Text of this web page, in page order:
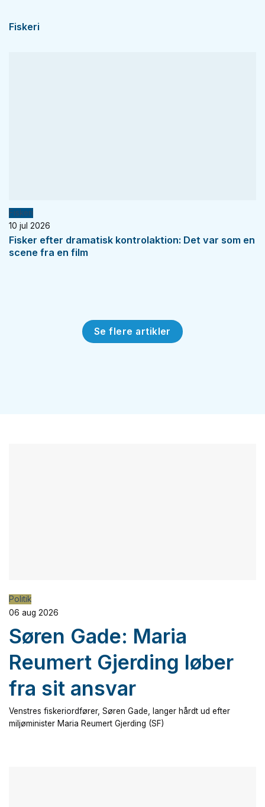
Fiskeri
Fiskeri
10 jul 2026
Fisker efter dramatisk kontrolaktion: Det var som en
scene fra en film
Se flere artikler
Politik
06 aug 2026
Søren Gade: Maria
Reumert Gjerding løber
fra sit ansvar
Venstres fiskeriordfører, Søren Gade, langer hårdt ud efter
miljøminister Maria Reumert Gjerding (SF)